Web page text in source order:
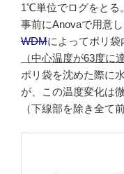
1℃単位でログをとる。
事前にAnovaで用意
WDMによってポリ袋
（中心温度が63度に
ポリ袋を沈めた際に
が、この温度変化は
（下線部を除き全て